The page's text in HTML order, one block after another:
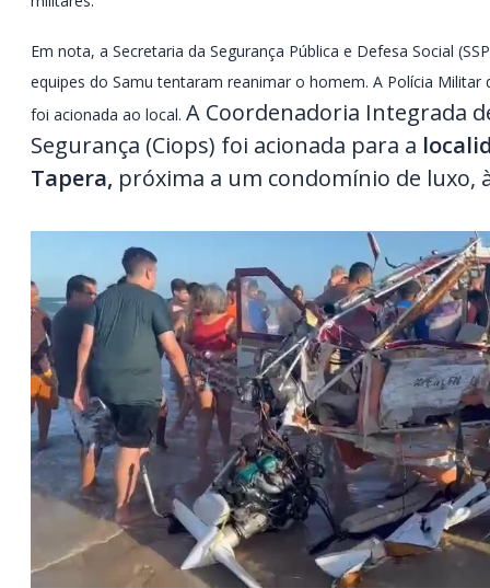
Em nota, a Secretaria da Segurança Pública e Defesa Social
equipes do Samu tentaram reanimar o homem. A Polícia Militar
foi acionada ao local. A Coordenadoria Integrada
Segurança (Ciops) foi acionada para a
Tapera, próxima a um condomínio de luxo,